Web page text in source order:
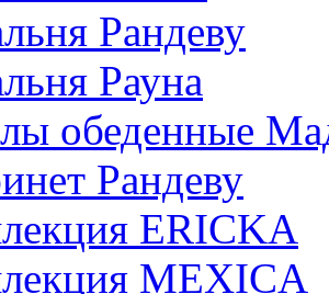
Рандеву
Рауна
обеденные
Рандеву
ERICKA
MEXICA